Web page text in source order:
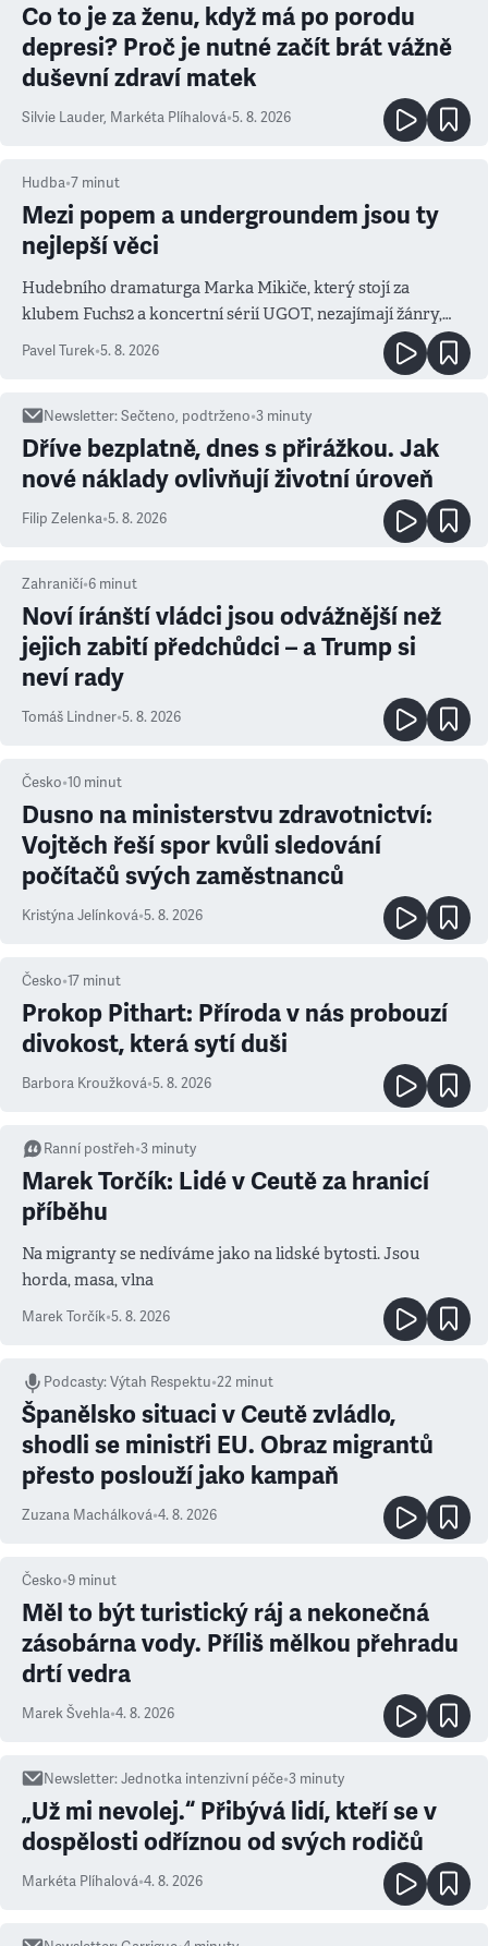
Co to je za ženu, když má po porodu
depresi? Proč je nutné začít brát vážně
duševní zdraví matek
Silvie Lauder, Markéta Plíhalová•5. 8. 2026
Hudba•7 minut
Mezi popem a undergroundem jsou ty
nejlepší věci
Hudebního dramaturga Marka Mikiče, který stojí za
klubem Fuchs2 a koncertní sérií UGOT, nezajímají žánry,
ale atmosféra
Pavel Turek•5. 8. 2026
Newsletter:Sečteno, podtrženo•3 minuty
Dříve bezplatně, dnes s přirážkou. Jak
nové náklady ovlivňují životní úroveň
Filip Zelenka•5. 8. 2026
Zahraničí•6 minut
Noví íránští vládci jsou odvážnější než
jejich zabití předchůdci – a Trump si
neví rady
Tomáš Lindner•5. 8. 2026
Česko•10 minut
Dusno na ministerstvu zdravotnictví:
Vojtěch řeší spor kvůli sledování
počítačů svých zaměstnanců
Kristýna Jelínková•5. 8. 2026
Česko•17 minut
Prokop Pithart: Příroda v nás probouzí
divokost, která sytí duši
Barbora Kroužková•5. 8. 2026
Ranní postřeh•3 minuty
Marek Torčík: Lidé v Ceutě za hranicí
příběhu
Na migranty se nedíváme jako na lidské bytosti. Jsou
horda, masa, vlna
Marek Torčík•5. 8. 2026
Podcasty:Výtah Respektu•22 minut
Španělsko situaci v Ceutě zvládlo,
shodli se ministři EU. Obraz migrantů
přesto poslouží jako kampaň
Zuzana Machálková•4. 8. 2026
Česko•9 minut
Měl to být turistický ráj a nekonečná
zásobárna vody. Příliš mělkou přehradu
drtí vedra
Marek Švehla•4. 8. 2026
Newsletter:Jednotka intenzivní péče•3 minuty
„Už mi nevolej.“ Přibývá lidí, kteří se v
dospělosti odříznou od svých rodičů
Markéta Plíhalová•4. 8. 2026